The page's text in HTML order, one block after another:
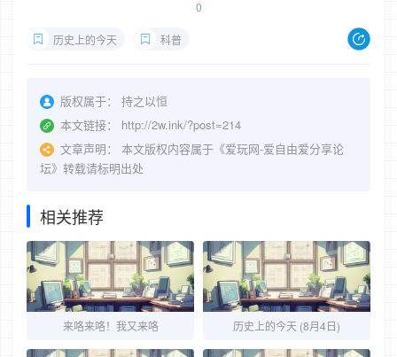
0
历史上的今天 科普
版权属于：
持之以恒
本文链接：
http://2w.ink/?post=214
文章声明：
本文版权内容属于《爱玩网-爱自由爱分享论
坛》转载请标明出处
相关推荐
来咯来咯！我又来咯 历史上的今天 (8月4日)